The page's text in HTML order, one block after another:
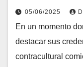
05/06/2025
En un momento
destacar sus
contracultural